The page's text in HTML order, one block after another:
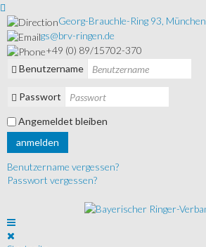
Georg-Brauchle-Ring 93, München
gs@brv-ringen.de
+49 (0) 89/15702-370
Benutzername
Passwort
Angemeldet bleiben
anmelden
Benutzername vergessen?
Passwort vergessen?